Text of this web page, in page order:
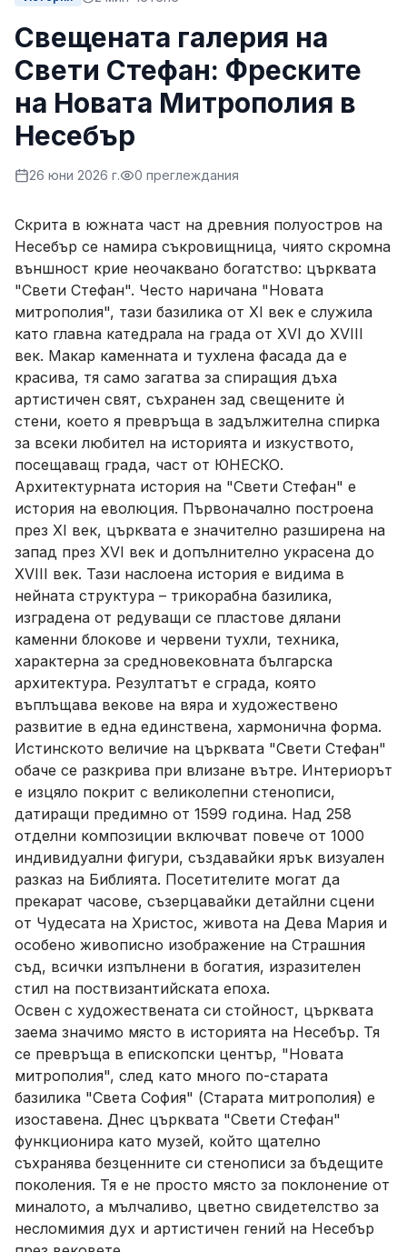
Свещената галерия на
Свети Стефан: Фреските
на Новата Митрополия в
Несебър
26 юни 2026 г. 0 преглеждания
Скрита в южната част на древния полуостров на
Несебър се намира съкровищница, чиято скромна
външност крие неочаквано богатство: църквата
"Свети Стефан". Често наричана "Новата
митрополия", тази базилика от XI век е служила
като главна катедрала на града от XVI до XVIII
век. Макар каменната и тухлена фасада да е
красива, тя само загатва за спиращия дъха
артистичен свят, съхранен зад свещените ѝ
стени, което я превръща в задължителна спирка
за всеки любител на историята и изкуството,
посещаващ града, част от ЮНЕСКО.
Архитектурната история на "Свети Стефан" е
история на еволюция. Първоначално построена
през XI век, църквата е значително разширена на
запад през XVI век и допълнително украсена до
XVIII век. Тази наслоена история е видима в
нейната структура – трикорабна базилика,
изградена от редуващи се пластове дялани
каменни блокове и червени тухли, техника,
характерна за средновековната българска
архитектура. Резултатът е сграда, която
въплъщава векове на вяра и художествено
развитие в една единствена, хармонична форма.
Истинското величие на църквата "Свети Стефан"
обаче се разкрива при влизане вътре. Интериорът
е изцяло покрит с великолепни стенописи,
датиращи предимно от 1599 година. Над 258
отделни композиции включват повече от 1000
индивидуални фигури, създавайки ярък визуален
разказ на Библията. Посетителите могат да
прекарат часове, съзерцавайки детайлни сцени
от Чудесата на Христос, живота на Дева Мария и
особено живописно изображение на Страшния
съд, всички изпълнени в богатия, изразителен
стил на поствизантийската епоха.
Освен с художествената си стойност, църквата
заема значимо място в историята на Несебър. Тя
се превръща в епископски център, "Новата
митрополия", след като много по-старата
базилика "Света София" (Старата митрополия) е
изоставена. Днес църквата "Свети Стефан"
функционира като музей, който щателно
съхранява безценните си стенописи за бъдещите
поколения. Тя е не просто място за поклонение от
миналото, а мълчаливо, цветно свидетелство за
несломимия дух и артистичен гений на Несебър